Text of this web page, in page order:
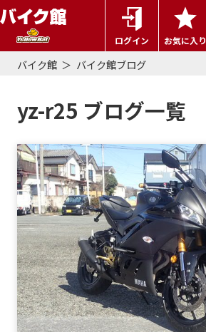
ログイン お気に入り
バイク館 バイク館ブログ
yz-r25 ブログ一覧